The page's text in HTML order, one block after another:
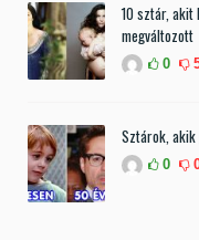
10 sztár, akit
megváltozott
0
Sztárok,
0